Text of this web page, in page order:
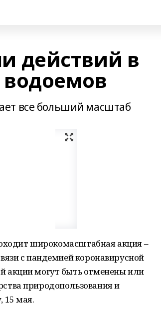
действий в
все больший масштаб
широкомасштабная акция –
с пандемией коронавирусной
акции могут быть отменены или
природопользования и
15 мая.